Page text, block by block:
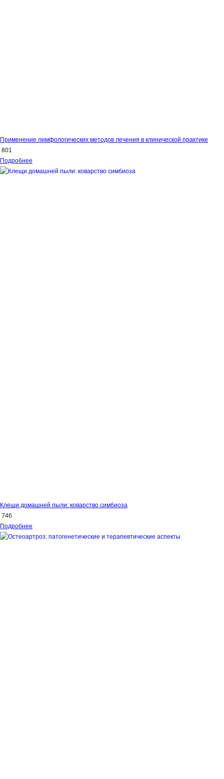
Применение лимфологических методов лечения в клинической практике
801
Подробнее
Клещи домашней пыли: коварство симбиоза
746
Подробнее